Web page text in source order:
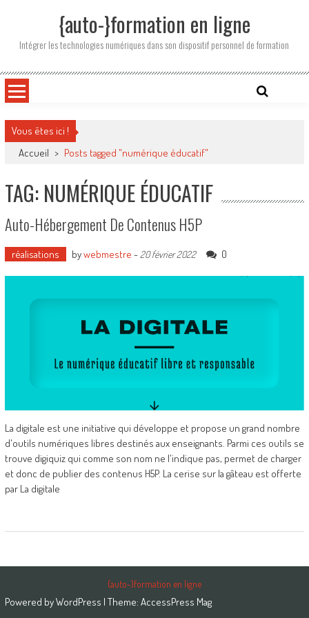
{auto-}formation en ligne
Intégrer les technologies numériques dans son dispositif personnel de formation
Vous êtes ici !
Accueil > Posts tagged "numérique éducatif"
TAG: NUMÉRIQUE ÉDUCATIF
Auto-Hébergement De Contenus H5P
réalisations bywebmestre - 20 février 2022 0
La digitale est une initiative qui développe et propose un grand nombre
d'outils numériques libres destinés aux enseignants. Parmi ces outils se
trouve digiquiz qui comme son nom ne l'indique pas, permet de charger
et donc de publier des contenus H5P. La cerise sur la gâteau est offerte
par La digitale
{auto-}formation en ligne
Powered byWordPress | Theme: AccessPress Mag